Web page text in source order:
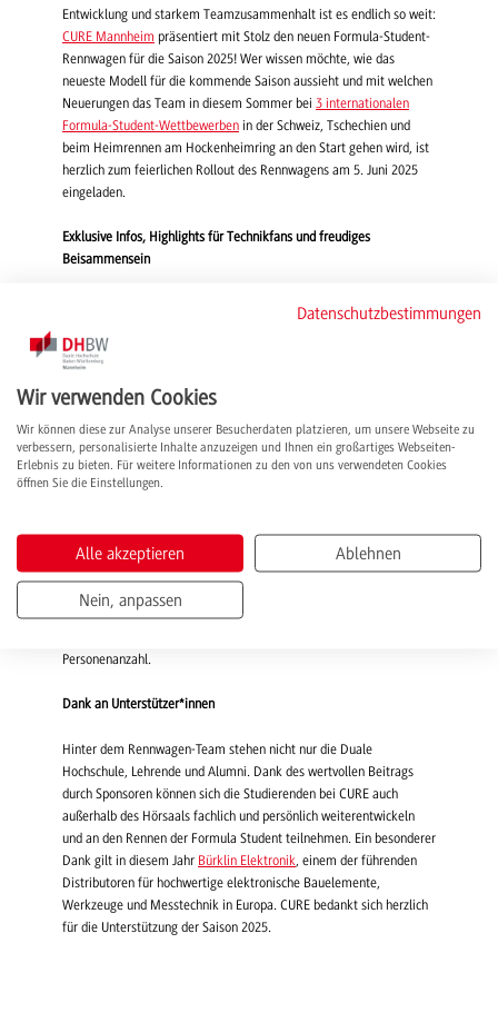
Entwicklung und starkem Teamzusammenhalt ist es endlich so weit:
CURE Mannheim präsentiert mit Stolz den neuen Formula-Student-
Rennwagen für die Saison 2025! Wer wissen möchte, wie das
neueste Modell für die kommende Saison aussieht und mit welchen
Neuerungen das Team in diesem Sommer bei 3 internationalen
Formula-Student-Wettbewerben in der Schweiz, Tschechien und
beim Heimrennen am Hockenheimring an den Start gehen wird, ist
herzlich zum feierlichen Rollout des Rennwagens am 5. Juni 2025
eingeladen.
Exklusive Infos, Highlights für Technikfans und freudiges
Beisammensein
Im Rahmen des Events werden die Mitglieder von CURE Mannheim
zentrale Komponenten vorstellen und zeigen, was hinter der Technik
des CM-25x steckt. Es wird Reden, Technikvorträge und eine
Fragerunde geben – ein echtes Highlight für alle Technikfans. Im
Atmosphäre bei kleinen Speisen und Getränken mit den Gästen ins
Gespräch zu kommen und den Abend gemeinsam ausklingen zu
lassen.
Die kostenfreie Veranstaltung findet am 5. Juni, um 17 Uhr im SV
Auditorium (Audimax) der DHBW Mannheim statt. Interessierte
können sich bis 25. Mai 2025 per E-Mail unter
Personenanzahl.
Dank an Unterstützer*innen
Hinter dem Rennwagen-Team stehen nicht nur die Duale
Hochschule, Lehrende und Alumni. Dank des wertvollen Beitrags
durch Sponsoren können sich die Studierenden bei CURE auch
außerhalb des Hörsaals fachlich und persönlich weiterentwickeln
und an den Rennen der Formula Student teilnehmen. Ein besonderer
Dank gilt in diesem Jahr Bürklin Elektronik , einem der führenden
Distributoren für hochwertige elektronische Bauelemente,
Werkzeuge und Messtechnik in Europa. CURE bedankt sich herzlich
für die Unterstützung der Saison 2025.
Datenschutzbestimmungen
Wir verwenden Cookies
Wir können diese zur Analyse unserer Besucherdaten platzieren, um unsere Webseite zu
verbessern, personalisierte Inhalte anzuzeigen und Ihnen ein großartiges Webseiten-
Erlebnis zu bieten. Für weitere Informationen zu den von uns verwendeten Cookies
öffnen Sie die Einstellungen.
Alle akzeptieren Ablehnen
Nein, anpassen